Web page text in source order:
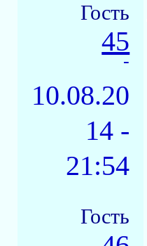
Гость
45
-
10.08.20
14 -
21:54
Гость